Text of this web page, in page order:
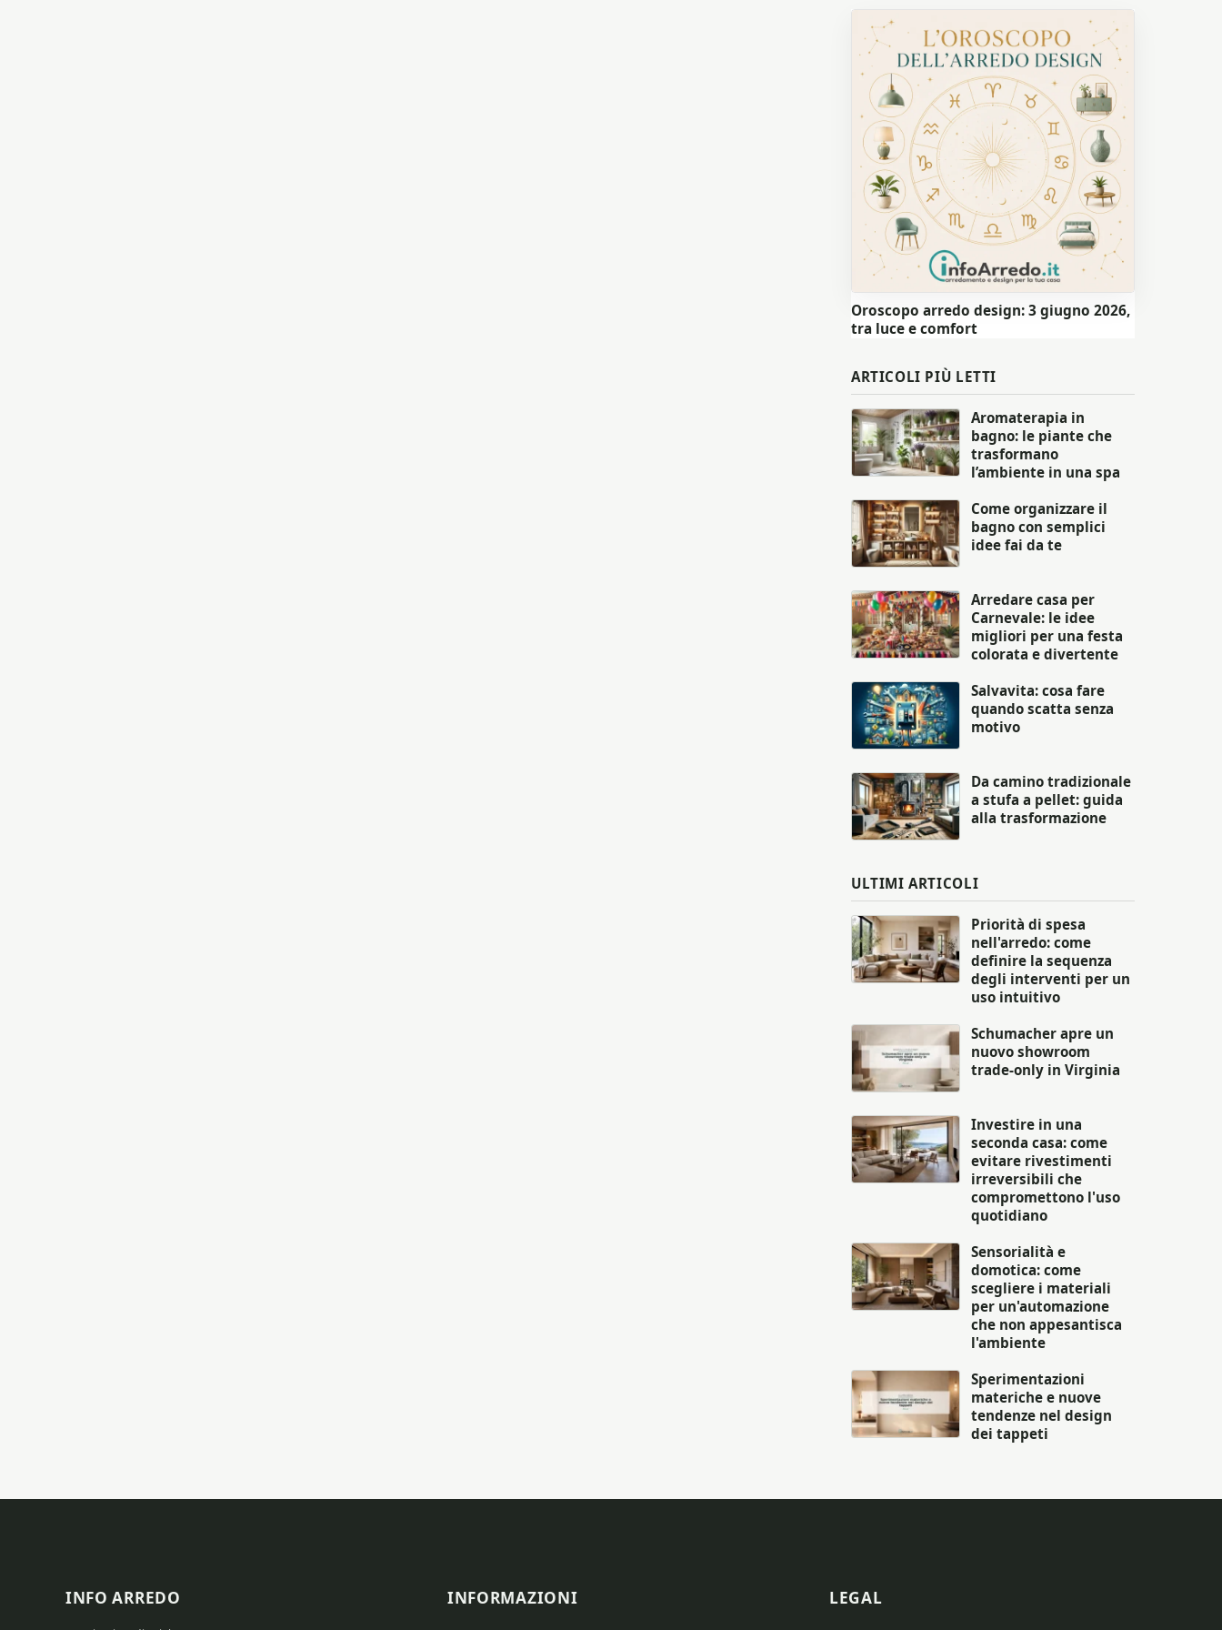
Oroscopo arredo design: 3 giugno 2026,
tra luce e comfort
ARTICOLI PIÙ LETTI
Aromaterapia in
bagno: le piante che
trasformano
l’ambiente in una spa
Come organizzare il
bagno con semplici
idee fai da te
Arredare casa per
Carnevale: le idee
migliori per una festa
colorata e divertente
Salvavita: cosa fare
quando scatta senza
motivo
Da camino tradizionale
a stufa a pellet: guida
alla trasformazione
ULTIMI ARTICOLI
Priorità di spesa
nell'arredo: come
definire la sequenza
degli interventi per un
uso intuitivo
Schumacher apre un
nuovo showroom
trade-only in Virginia
Investire in una
seconda casa: come
evitare rivestimenti
irreversibili che
compromettono l'uso
quotidiano
Sensorialità e
domotica: come
scegliere i materiali
per un'automazione
che non appesantisca
l'ambiente
Sperimentazioni
materiche e nuove
tendenze nel design
dei tappeti
INFO ARREDO INFORMAZIONI LEGAL